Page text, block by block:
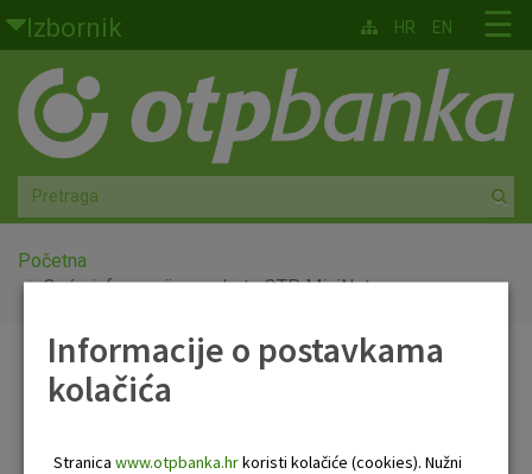
Skoči na glavni sadržaj
Izbornik
Građani
Privatno bankarstvo
Agro
Mala poduzeća i obrtnici
Globalna tržišta
☰
HR EN
Početna
Opće informacije o paketu OTP MiniNet
Opće informacije o
Informacije o postavkama
kolačića
Stranica www.otpbanka.hrkoristi kolačiće (cookies). Nužni